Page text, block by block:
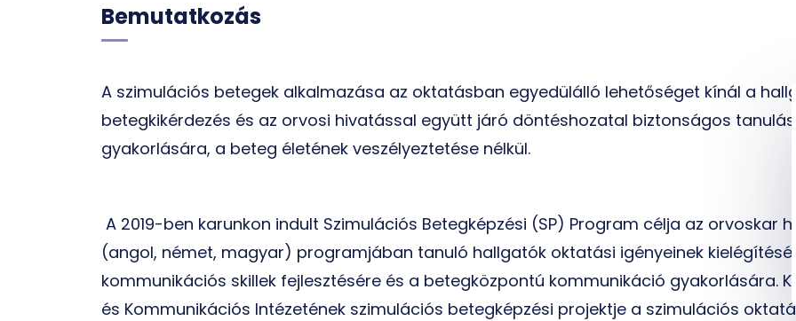
Bemutatkozás
A szimulációs betegek alkalmazása az oktatásban egyedülálló lehetőséget kínál a
betegkikérdezés és az orvosi hivatással együtt járó döntéshozatal biztonságos
gyakorlására, a beteg életének veszélyeztetése nélkül.
A 2019-ben karunkon indult Szimulációs Betegképzési (SP) Program célja az orvoskar
(angol, német, magyar) programjában tanuló hallgatók oktatási igényeinek
kommunikációs skillek fejlesztésére és a betegközpontú kommunikáció gyakorlására.
és Kommunikációs Intézetének szimulációs betegképzési projektje a szimulációs